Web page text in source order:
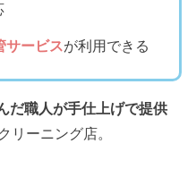
サービスが利用できる
だ職人が手仕上げで提供
リーニング店。